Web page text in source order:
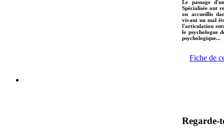
Le passage
Spécialisée ont
ou accueillis
vivant un mal
l'articulation
le psychologue
psychologique...
Fiche de
Regarde-